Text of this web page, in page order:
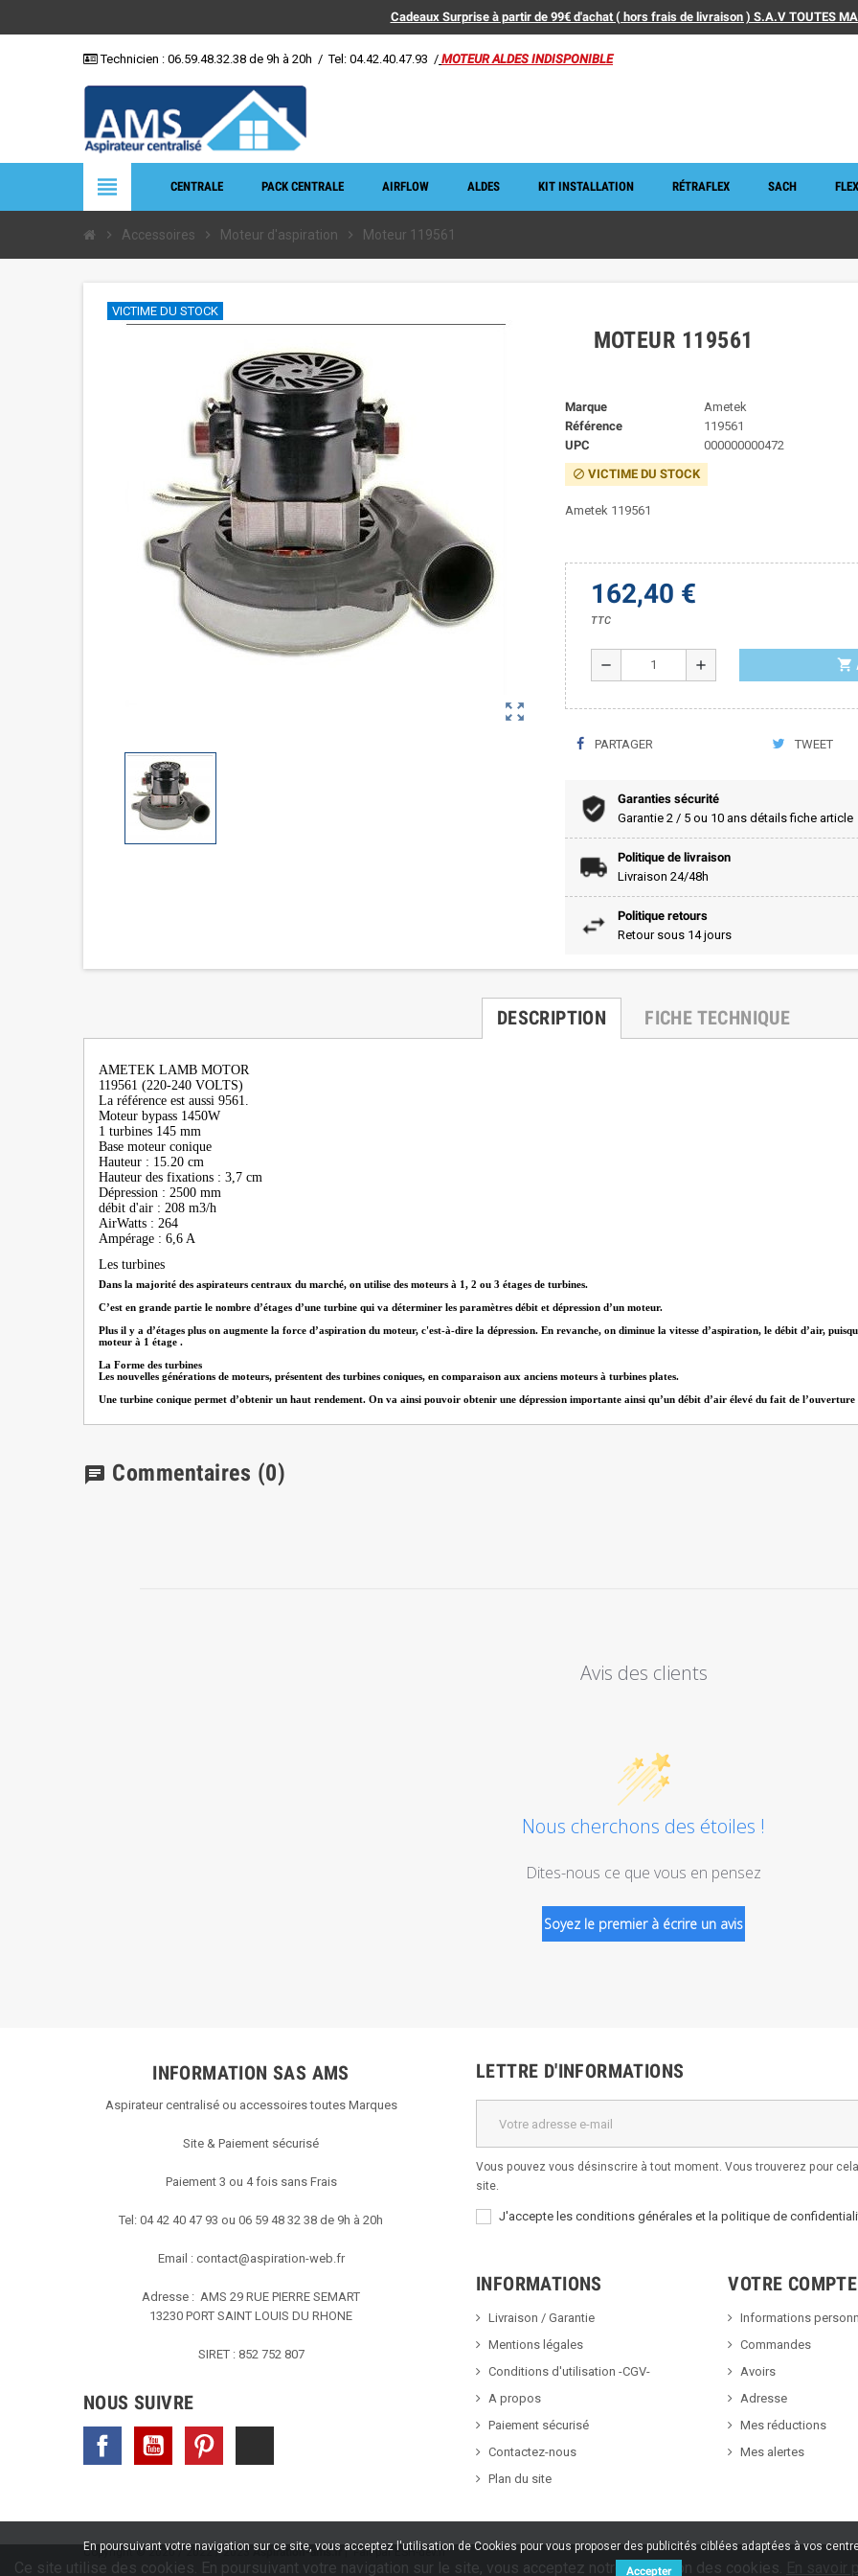
Cadeaux Surprise à partir de 99€ d'achat ( hors frais de livraison ) S.A.V TOUTES
Technicien : 06.59.48.32.38 de 9h à 20h / Tel: 04.42.40.47.93 / MOTEUR ALDES INDISPONIBLE
view_headline CENTRALE PACK CENTRALE AIRFLOW ALDES KIT INSTALLATION RÉTRAFLEX SACH
chevron_right Accessoires chevron_right Moteur d'aspiration chevron_right Moteur 119561
zoom_out_map
VICTIME DU STOCK
MOTEUR 119561
Marque
Ametek
Référence
119561
UPC
000000000472
block VICTIME DU STOCK
Ametek 119561
162,40 €
TTC
remove add shopping_cart
PARTAGER TWEET
Garanties sécurité
Garantie 2 / 5 ou 10 ans détails fiche article
Politique de livraison
Livraison 24/48h
Politique retours
Retour sous 14 jours
DESCRIPTION FICHE TECHNIQUE
AMETEK LAMB MOTOR
119561 (220-240 VOLTS)
La référence est aussi 9561.
Moteur bypass 1450W
1 turbines 145 mm
Base moteur conique
Hauteur : 15.20 cm
Hauteur des fixations : 3,7 cm
Dépression : 2500 mm
débit d'air : 208 m3/h
AirWatts : 264
Ampérage : 6,6 A
Les turbines
Dans la majorité des aspirateurs centraux du marché, on utilise des moteurs à 1, 2 ou 3 étages de turbines.
C’est en grande partie le nombre d’étages d’une turbine qui va déterminer les paramètres débit et dépression d’un moteur.
Plus il y a d’étages plus on augmente la force d’aspiration du moteur, c'est-à-dire la dépression. En revanche, on diminue la vitesse d’aspiration, le débit d’air,
moteur à 1 étage .
La Forme des turbines
Les nouvelles générations de moteurs, présentent des turbines coniques, en comparaison aux anciens moteurs à turbines plates.
Une turbine conique permet d’obtenir un haut rendement. On va ainsi pouvoir obtenir une dépression importante ainsi qu’un débit d’air élevé du fait de
chat Commentaires (0)
Avis des clients
Nous cherchons des étoiles !
Dites-nous ce que vous en pensez
Soyez le premier à écrire un avis
INFORMATION SAS AMS
Aspirateur centralisé ou accessoires toutes Marques
Site & Paiement sécurisé
Paiement 3 ou 4 fois sans Frais
Tel: 04 42 40 47 93 ou 06 59 48 32 38 de 9h à 20h
Email : contact@aspiration-web.fr
Adresse : AMS 29 RUE PIERRE SEMART
13230 PORT SAINT LOUIS DU RHONE
SIRET : 852 752 807
NOUS SUIVRE
Facebook YouTube
LETTRE D'INFORMATIONS
Vous pouvez vous désinscrire à tout moment. Vous trouverez pour
site.
J'accepte les conditions générales et la politique de
INFORMATIONS
Livraison / Garantie
Mentions légales
Conditions d'utilisation -CGV-
A propos
Paiement sécurisé
Contactez-nous
Plan du site
VOTRE COMPTE
Informations
Commandes
Avoirs
Adresse
Mes réductions
Mes alertes
Copyright © 2020 / 2022 / 2023 Aspiration-ams.fr | Fait par ESH-dev.fr
Ce site utilise des cookies. En poursuivant votre navigation sur le site, vous acceptez notre utilisation des cookies.
En poursuivant votre navigation sur ce site, vous acceptez l'utilisation de Cookies pour vous proposer des publicités ciblées adaptées à vos
Accepter